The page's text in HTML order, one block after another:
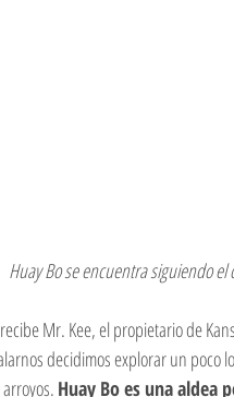
Huay Bo se encuentra siguiendo
Mr. Kee, el propietario de
decidimos explorar un poco
Huay Bo es una aldea